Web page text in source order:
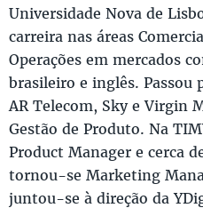
Universidade Nova de
carreira nas áreas
Operações em mercados
brasileiro e inglês. Passou
AR Telecom, Sky e Virgin
Gestão de Produto. Na
Product Manager e cerca
tornou-se Marketing
juntou-se à direção da